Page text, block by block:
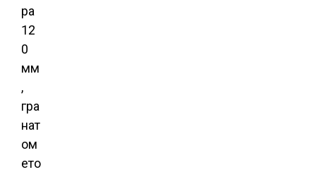
ра
12
0
мм
,
гра
нат
ом
ето